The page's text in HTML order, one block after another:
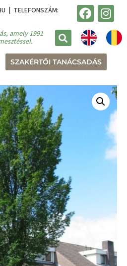
| TELEFONSZÁM:
amely 1991
SZAKÉRTŐI TANÁCSADÁS